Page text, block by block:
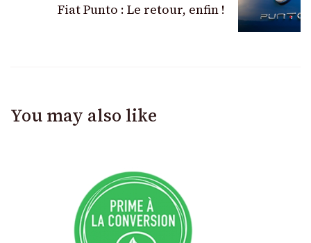
Fiat Punto : Le retour, enfin !
You may also like